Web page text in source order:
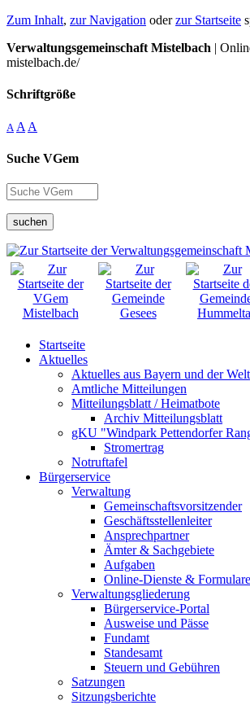
Zum Inhalt, zur Navigation oderzur Startseite
Verwaltungsgemeinschaft Mistelbach |
mistelbach.de/
Schriftgröße
A A A
Suche VGem
suchen
Startseite
Aktuelles
Aktuelles aus Bayern und der Welt
Amtliche Mitteilungen
Mitteilungsblatt / Heimatbote
Archiv Mitteilungsblatt
gKU "Windpark Pettendorfer
Stromertrag
Notruftafel
Bürgerservice
Verwaltung
Gemeinschaftsvorsitzender
Geschäftsstellenleiter
Ansprechpartner
Ämter & Sachgebiete
Aufgaben
Online-Dienste & Formulare
Verwaltungsgliederung
Bürgerservice-Portal
Ausweise und Pässe
Fundamt
Standesamt
Steuern und Gebühren
Satzungen
Sitzungsberichte